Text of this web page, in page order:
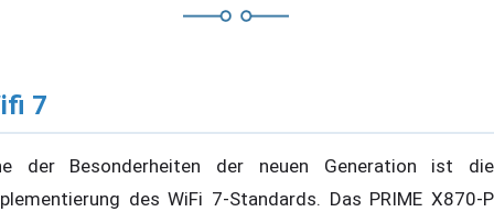
7
der Besonderheiten der neuen Generation ist die
des WiFi 7-Standards. Das PRIME X870-P